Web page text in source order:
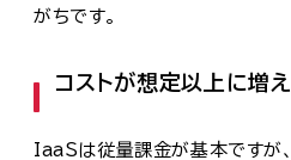
がちです。
コストが想定以上に増
IaaSは従量課金が基本ですが、